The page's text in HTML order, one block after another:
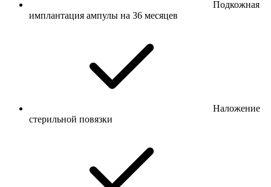
Подкожная
имплантация ампулы на 36 месяцев
Наложение
стерильной повязки